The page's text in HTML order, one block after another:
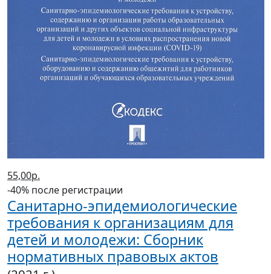
55,00р.
-40% после регистрации
Санитарно-эпидемиологические
требования к организациям для
детей и молодежи: Сборник
нормативных правовых актов